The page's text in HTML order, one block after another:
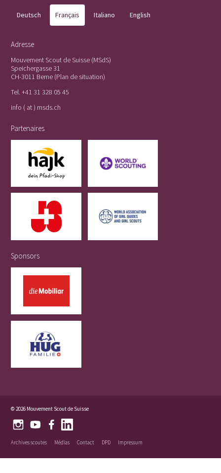
Deutsch Français Italiano English
Adresse
Mouvement Scout de Suisse (MSdS)
Speichergasse 31
CH-3011 Berne (Plan de situation)
Tel.+41 31 328 05 45
info ( at ) msds.ch
Partenaires
Sponsors
© 2026 Mouvement Scout de Suisse
Archives scoutes Médias Contact DPD Impressum